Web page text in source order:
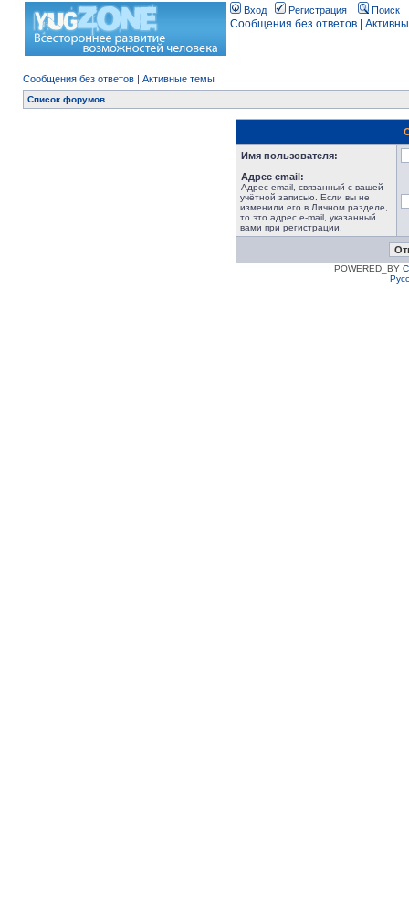
Вход Регистрация Поиск
Сообщения без ответов
Сообщения без ответов | Активные темы
Список форумов
Имя пользователя:
Адрес email:
Адрес email, связанный с вашей
учётной записью. Если вы не
изменили его в Личном разделе,
то это адрес e-mail, указанный
вами при регистрации.
POWERED_BY